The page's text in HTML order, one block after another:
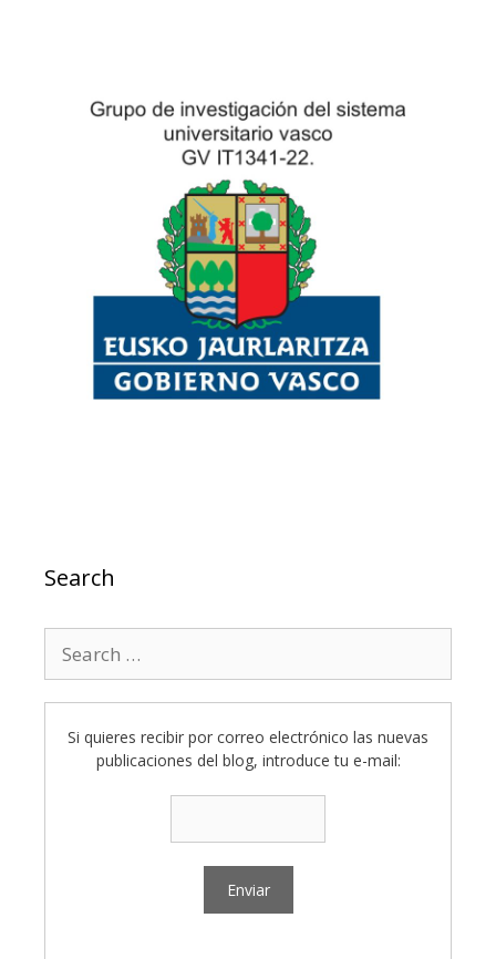
Search
for:
Si quieres recibir por correo electrónico las nuevas
publicaciones del blog, introduce tu e-mail: